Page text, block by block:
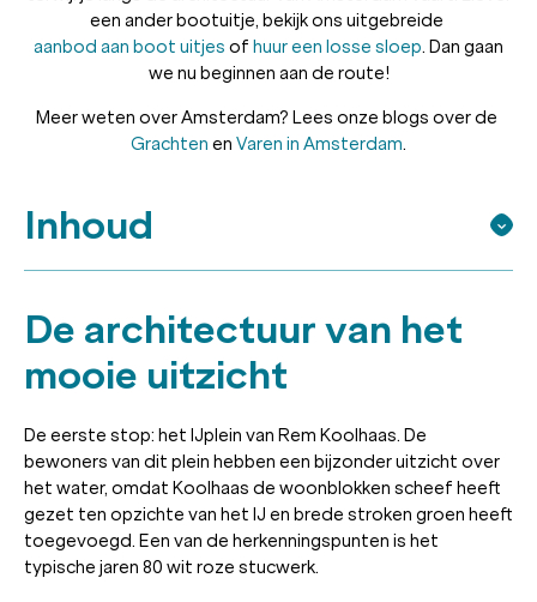
een ander bootuitje, bekijk ons uitgebreide
aanbod aan boot uitjes of huur een losse sloep. Dan gaan
we nu beginnen aan de route!
Meer weten over Amsterdam? Lees onze blogs over de
Grachten en Varen in Amsterdam.
Inhoud
De architectuur van het
mooie uitzicht
De eerste stop: het IJplein van Rem Koolhaas. De
bewoners van dit plein hebben een bijzonder uitzicht over
het water, omdat Koolhaas de woonblokken scheef heeft
gezet ten opzichte van het IJ en brede stroken groen heeft
toegevoegd. Een van de herkenningspunten is het
typische jaren 80 wit roze stucwerk.